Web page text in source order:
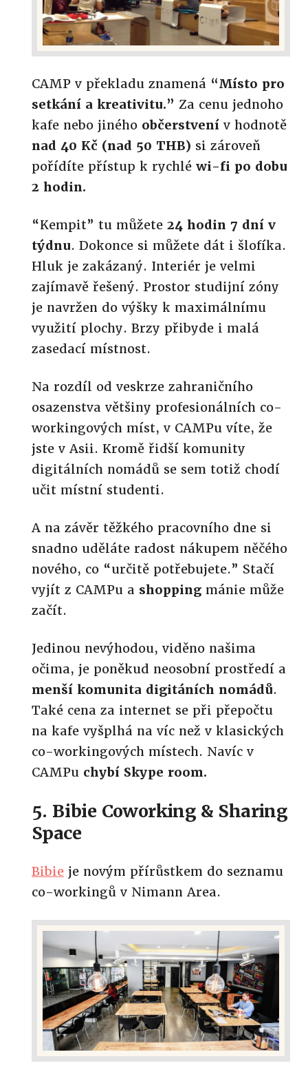
CAMP v překladu znamená “Místo pro
setkání a kreativitu.” Za cenu jednoho
kafe nebo jiného občerstvení v hodnotě
nad 40 Kč (nad 50 THB) si zároveň
pořídíte přístup k rychlé wi-fi po dobu
2 hodin.
“Kempit” tu můžete 24 hodin 7 dní v
týdnu. Dokonce si můžete dát i šlofíka.
Hluk je zakázaný. Interiér je velmi
zajímavě řešený. Prostor studijní zóny
je navržen do výšky k maximálnímu
využití plochy. Brzy přibyde i malá
zasedací místnost.
Na rozdíl od veskrze zahraničního
osazenstva většiny profesionálních co-
workingových míst, v CAMPu víte, že
jste v Asii. Kromě řidší komunity
digitálních nomádů se sem totiž chodí
učit místní studenti.
A na závěr těžkého pracovního dne si
snadno uděláte radost nákupem něčého
nového, co “určitě potřebujete.” Stačí
vyjít z CAMPu a shopping mánie může
začít.
Jedinou nevýhodou, viděno našima
očima, je poněkud neosobní prostředí a
menší komunita digitáních nomádů.
Také cena za internet se při přepočtu
na kafe vyšplhá na víc než v klasických
co-workingových místech. Navíc v
CAMPu chybí Skype room.
5. Bibie Coworking & Sharing
Space
Bibie je novým přírůstkem do seznamu
co-workingů v Nimann Area.